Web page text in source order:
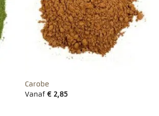
Carobe
Vanaf €2,85